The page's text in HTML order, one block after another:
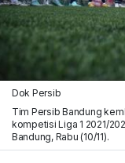
Dok Persib
Tim Persib Bandung
kompetisi Liga 1 2021/
Bandung, Rabu (10/11).